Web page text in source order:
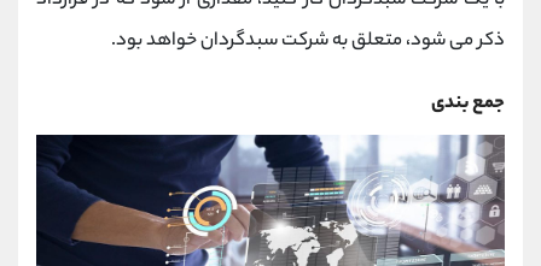
ذکر می شود، متعلق به شرکت سبدگردان خواهد بود.
جمع بندی